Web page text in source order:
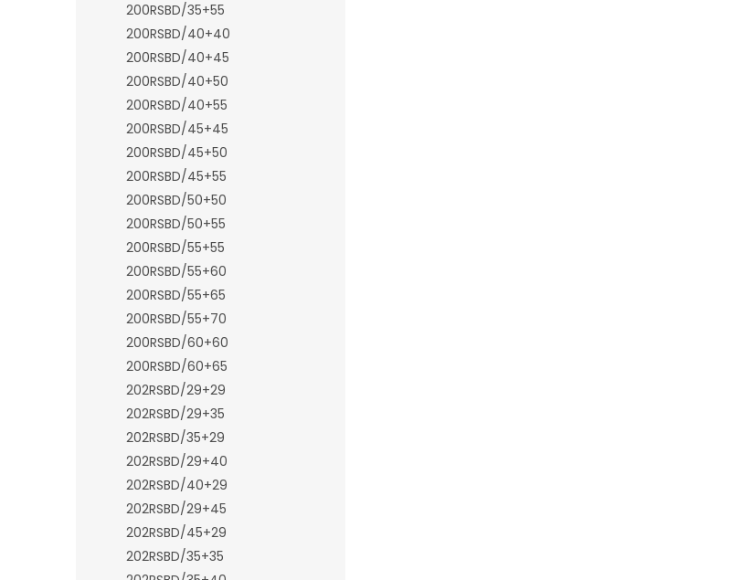
200RSBD/35+55
200RSBD/40+40
200RSBD/40+45
200RSBD/40+50
200RSBD/40+55
200RSBD/45+45
200RSBD/45+50
200RSBD/45+55
200RSBD/50+50
200RSBD/50+55
200RSBD/55+55
200RSBD/55+60
200RSBD/55+65
200RSBD/55+70
200RSBD/60+60
200RSBD/60+65
202RSBD/29+29
202RSBD/29+35
202RSBD/35+29
202RSBD/29+40
202RSBD/40+29
202RSBD/29+45
202RSBD/45+29
202RSBD/35+35